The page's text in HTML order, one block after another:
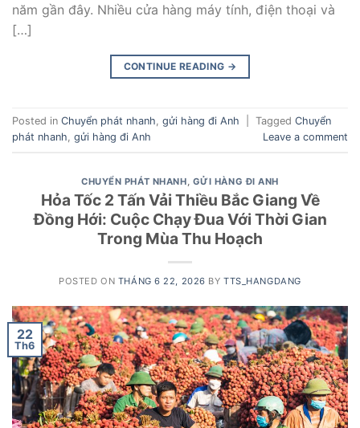
năm gần đây. Nhiều cửa hàng máy tính, điện thoại và
[…]
CONTINUE READING →
Posted in Chuyển phát nhanh gửi hàng đi Anh Tagged Chuyển
phát nhanh gửi hàng đi Anh Leave a comment
CHUYỂN PHÁT NHANH GỬI HÀNG ĐI ANH
Hỏa Tốc 2 Tấn Vải Thiều Bắc Giang Về
Đồng Hới: Cuộc Chạy Đua Với Thời Gian
Trong Mùa Thu Hoạch
POSTED ON THÁNG 6 22, 2026 BYTTS_HANGDANG
22
Th6